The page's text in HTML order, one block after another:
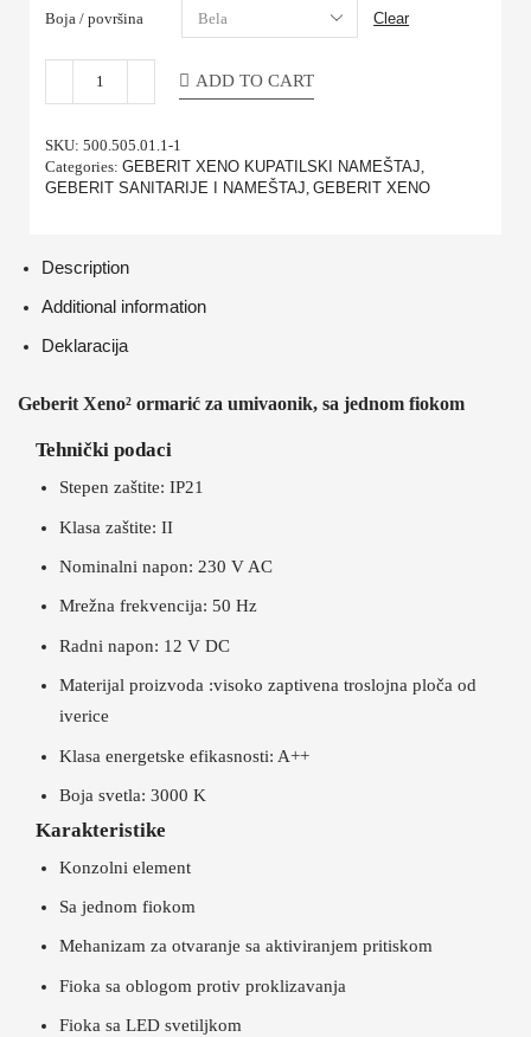
Boja / površina Clear
ADD TO CART
SKU:500.505.01.1-1
Categories:GEBERIT XENO KUPATILSKI NAMEŠTAJ
GEBERIT SANITARIJE I NAMEŠTAJ ,GEBERIT XENO
Description
Additional information
Deklaracija
Geberit Xeno² ormarić za umivaonik, sa jednom fiokom
Tehnički podaci
Stepen zaštite: IP21
Klasa zaštite: II
Nominalni napon: 230 V AC
Mrežna frekvencija: 50 Hz
Radni napon: 12 V DC
Materijal proizvoda :visoko zaptivena troslojna ploča od
iverice
Klasa energetske efikasnosti: A++
Boja svetla: 3000 K
Karakteristike
Konzolni element
Sa jednom fiokom
Mehanizam za otvaranje sa aktiviranjem pritiskom
Fioka sa oblogom protiv proklizavanja
Fioka sa LED svetiljkom